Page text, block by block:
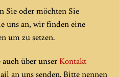
Sie oder möchten Sie
uns an, wir finden eine
um zu setzen.
über unserKontakt
an uns senden. Bitte nennen